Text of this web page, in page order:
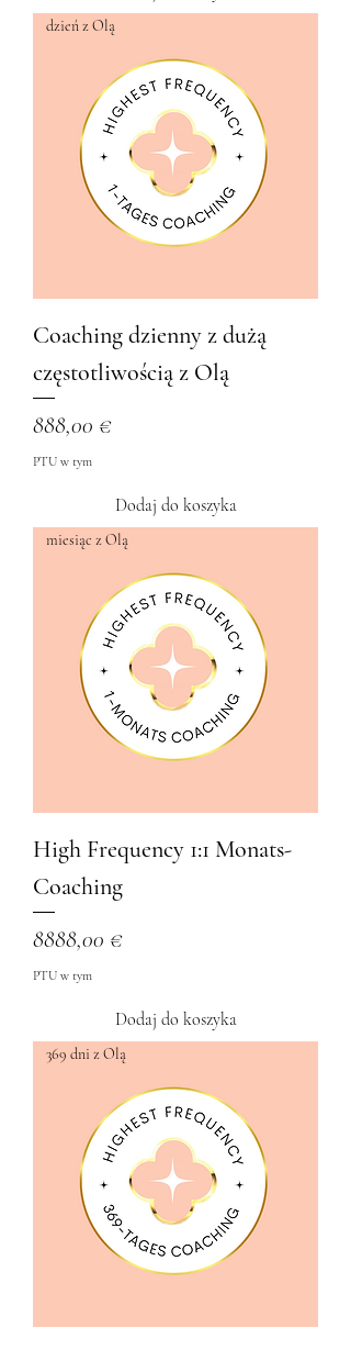
dzień z Olą
Coaching dzienny z dużą
częstotliwością z Olą
Cena
888,00 €
PTU w tym
Dodaj do koszyka
miesiąc z Olą
High Frequency 1:1 Monats-
Coaching
Cena
8888,00 €
PTU w tym
Dodaj do koszyka
369 dni z Olą